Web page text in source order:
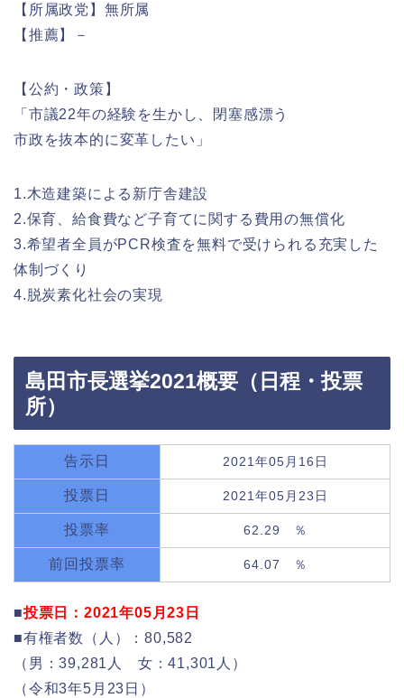
【所属政党】無所属
【推薦】－
【公約・政策】
「市議22年の経験を生かし、閉塞感漂う
市政を抜本的に変革したい」
1.木造建築による新庁舎建設
2.保育、給食費など子育てに関する費用の無償化
3.希望者全員がPCR検査を無料で受けられる充実した
体制づくり
4.脱炭素化社会の実現
島田市長選挙2021概要（日程・投票
所）
告示日 2021年05月16日
投票日 2021年05月23日
投票率 62.29 ％
前回投票率 64.07 ％
■投票日：2021年05月23日
■有権者数（人）：80,582
（男：39,281人 女：41,301人）
（令和3年5月23日）